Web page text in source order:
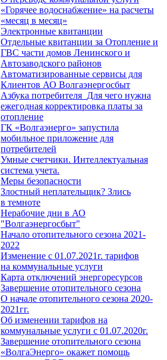
«Горячее водоснабжение» на расчеты
«месяц в месяц»
Электронные квитанции
Отдельные квитанции за Отопление и
ГВС части домов Ленинского и
Автозаводского районов
Автоматизированные сервисы для
Клиентов АО Волгаэнергосбыт
Азбука потребителя_Для чего нужна
ежегодная корректировка платы за
отопление
ГК «Волгаэнерго» запустила
мобильное приложение для
потребителей
Умные счетчики. Интеллектуальная
система учета.
Меры безопасности
Злостный неплательщик? Злись
в темноте
Нерабочие дни в АО
"Волгаэнергосбыт"
Начало отопительного сезона 2021-
2022
Изменение с 01.07.2021г. тарифов
на коммунальные услуги
Карта отключений энергоресурсов
Завершение отопительного сезона
О начале отопительного сезона 2020-
2021гг.
Об изменении тарифов на
коммунальные услуги с 01.07.2020г.
Завершение отопительного сезона
«ВолгаЭнерго» окажет помощь